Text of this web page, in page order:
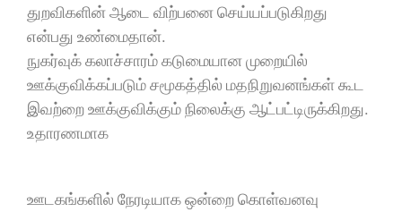
துறவிகளின் ஆடை விற்பனை செய்யப்படுகிறது
என்பது உண்மைதான்.
நுகர்வுக் கலாச்சாரம் கடுமையான முறையில்
ஊக்குவிக்கப்படும் சமூகத்தில் மதநிறுவனங்கள் கூட
இவற்றை ஊக்குவிக்கும் நிலைக்கு ஆட்பட்டிருக்கிறது.
உதாரணமாக
ஊடகங்களில் நேரடியாக ஒன்றை கொள்வனவு